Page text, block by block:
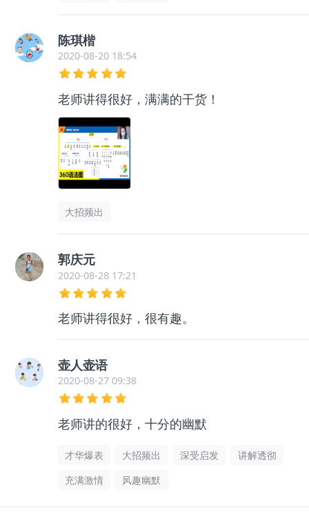
陈琪楷
2020-08-20 18:54
老师讲得很好，满满的干货！
大招频出
郭庆元
2020-08-28 17:21
老师讲得很好，很有趣。
壶人壶语
2020-08-27 09:38
老师讲的很好，十分的幽默
才华爆表 大招频出 深受启发
讲解透彻
充满激情
风趣幽默